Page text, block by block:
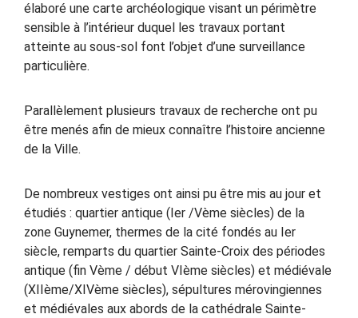
élaboré une carte archéologique visant un périmètre
sensible à l’intérieur duquel les travaux portant
atteinte au sous-sol font l’objet d’une surveillance
particulière.
Parallèlement plusieurs travaux de recherche ont pu
être menés afin de mieux connaître l’histoire ancienne
de la Ville.
De nombreux vestiges ont ainsi pu être mis au jour et
étudiés : quartier antique (Ier /Vème siècles) de la
zone Guynemer, thermes de la cité fondés au Ier
siècle, remparts du quartier Sainte-Croix des périodes
antique (fin Vème / début VIème siècles) et médiévale
(XIIème/XIVème siècles), sépultures mérovingiennes
et médiévales aux abords de la cathédrale Sainte-